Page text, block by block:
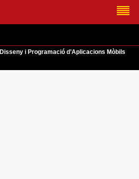
Disseny i Programació d’Aplicacions Mòbils